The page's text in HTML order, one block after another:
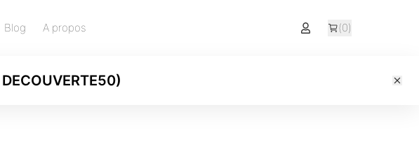
Blog A propos (0)
DECOUVERTE50)